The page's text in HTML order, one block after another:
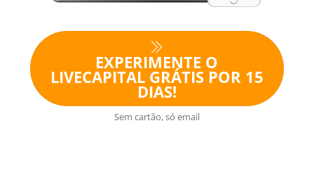
EXPERIMENTE O
LIVECAPITAL GRÁTIS POR 15
DIAS!
Sem cartão, só email